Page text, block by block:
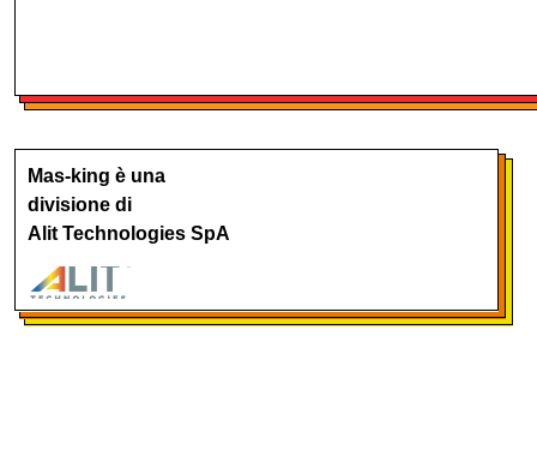
Mas-king è una
divisione di
Alit Technologies SpA